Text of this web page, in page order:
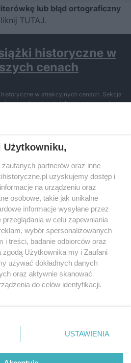
lub błąd ortograficzny
TUTAJ.
historyczne w
cenach
w atrakcyjnych cenach. Sekcja
największą społecznością
– dzięki temu możesz wybierać spośród
przez czytelników.
Użytkowniku,
partnerów oraz inne
uzyskujemy dostęp i
na urządzeniu oraz
osobowe, takie jak unikalne
informacje wysyłane przez
w celu zapewniania
wybór spersonalizowanych
i treści, badanie odbiorców oraz
zgodą Użytkownika my i Zaufani
używać dokładnych danych
oraz aktywnie skanować
do celów identyfikacji.
przycisk ustawień prywatności
dolnym rogu strony
. Niektóre
prawo sprzeciwić się takiemu
USTAWIENIA